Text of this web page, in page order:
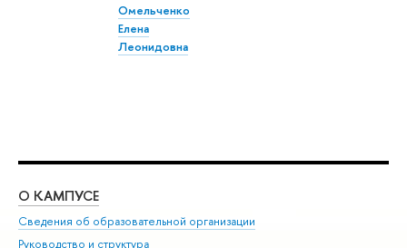
Омельченко
Елена
Леонидовна
О КАМПУСЕ
Сведения об образовательной организации
Руководство и структура